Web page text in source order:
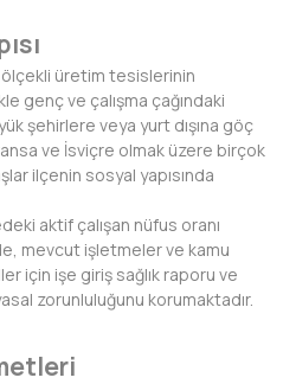
üretim tesislerinin
genç ve çalışma çağındaki
şehirlere veya yurt dışına göç
ve İsviçre olmak üzere birçok
ilçenin sosyal yapısında
aktif çalışan nüfus oranı
mevcut işletmeler ve kamu
için işe giriş sağlık raporu ve
zorunluluğunu korumaktadır.